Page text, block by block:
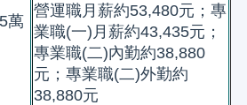
萬
營運職月薪約53,480元；專
業職(一)月薪約43,435元；
專業職(二)內勤約38,880
元；專業職(二)外勤約
38,880元